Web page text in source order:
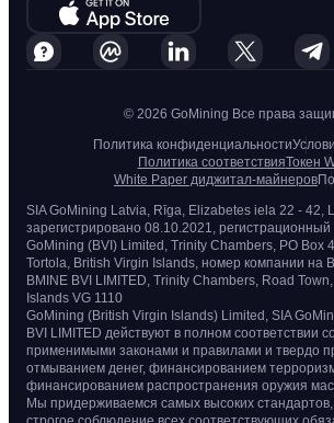
© 2026 GoMining Все права
Политика конфиденциальности
Политика соответствияТокен
White Paper диджитал-майнеров
SIA GoMining Latvia, Rīga, Elizabetes iela 22 - 42,
зарегистрировано 08.10.2021,
GoMining (BVI) Limited, Trinity Chambers, PO Box
Tortola, British Virgin Islands, номер компании на
BMINE BVI LIMITED, Trinity Chambers, Road
Islands VG 1110
GoMining (British Virgin Islands) Limited, SIA
BVI LIMITED действуют в полном соответствии
применимыми законами и правилами и твердо
отмыванием денег, финансированием
финансированием распространения оружия
Мы придерживаемся самых высоких